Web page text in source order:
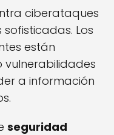
ciberataques
Los
están
a información
seguridad